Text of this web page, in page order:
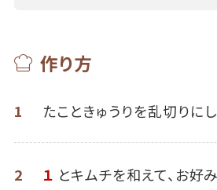
作り方
1 たこときゅうりを乱切りにし
2 １ とキムチを和えて、お好